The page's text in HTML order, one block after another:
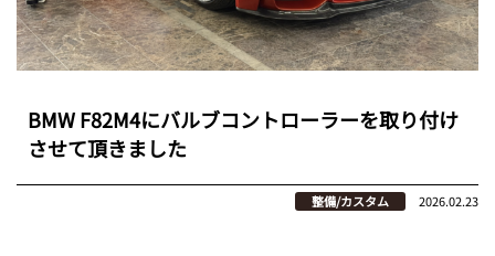
BMW F82M4にバルブコントローラーを取り付け
させて頂きました
整備/カスタム 2026.02.23